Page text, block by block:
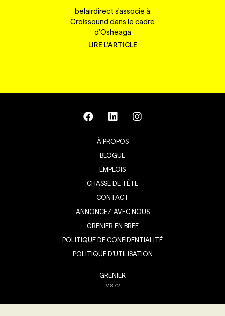
belairdirect s'associe à
Croissound dans le cadre
d'Osheaga
LIRE L'ARTICLE
À PROPOS
BLOGUE
EMPLOIS
CHASSE DE TÊTE
CONTACT
ANNONCEZ AVEC NOUS
GRENIER EN BREF
POLITIQUE DE CONFIDENTIALITÉ
POLITIQUE D’UTILISATION
GRENIER
V8.7.2